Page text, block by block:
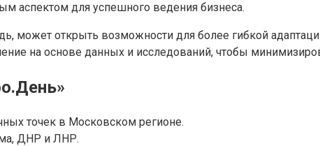
аспектом для успешного ведения бизнеса.
может открыть возможности для более гибкой
на основе данных и исследований, чтобы
точек в Московском регионе.
ДНР и ЛНР.